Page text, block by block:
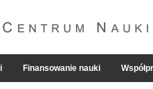
Finansowanie nauki